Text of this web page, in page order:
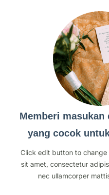
Memberi
yang cocok
Click edit button to
sit amet, consectetur
nec ullamcorper